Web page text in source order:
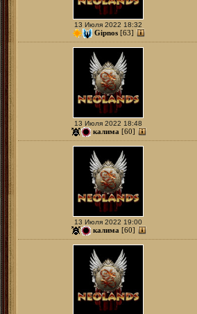
13 Июля 2022 18:32
Gipnos [63]
13 Июля 2022 18:48
калима [60]
13 Июля 2022 19:00
калима [60]